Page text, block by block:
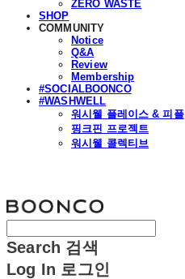
ZERO WASTE
SHOP
COMMUNITY
Notice
Q&A
Review
Membership
#SOCIALBOONCO
#WASHWELL
워시웰 플레이스 & 피플
핑크핀 프로젝트
워시웰 콜렉티브
Search 검색
Log In 로그인